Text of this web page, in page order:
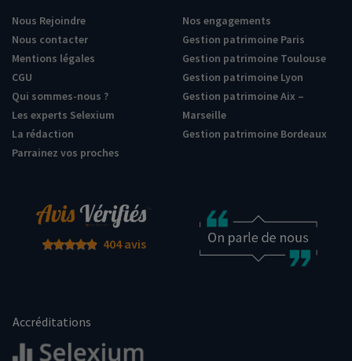
Nous Rejoindre
Nous contacter
Mentions légales
CGU
Qui sommes-nous ?
Les experts Selexium
La rédaction
Parrainez vos proches
Nos engagements
Gestion patrimoine Paris
Gestion patrimoine Toulouse
Gestion patrimoine Lyon
Gestion patrimoine Aix –
Marseille
Gestion patrimoine Bordeaux
404 avis
Accréditations